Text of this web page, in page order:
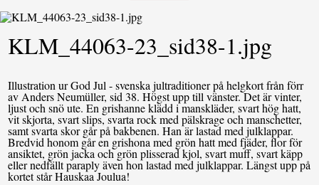
KLM_44063-23_sid38-1.jpg
Illustration ur God Jul - svenska jultraditioner på helgkort från förr
av Anders Neumüller, sid 38. Högst upp till vänster. Det är vinter,
ljust och snö ute. En grishanne klädd i manskläder, svart hög hatt,
vit skjorta, svart slips, svarta rock med pälskrage och manschetter,
samt svarta skor går på bakbenen. Han är lastad med julklappar.
Bredvid honom går en grishona med grön hatt med fjäder, flor för
ansiktet, grön jacka och grön plisserad kjol, svart muff, svart käpp
eller nedfällt paraply även hon lastad med julklappar. Längst upp på
kortet står Hauskaa Joulua!